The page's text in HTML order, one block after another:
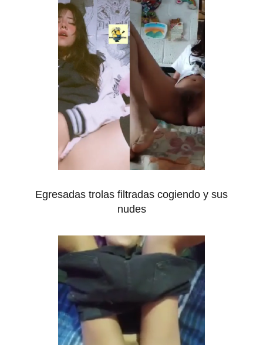
Egresadas trolas filtradas cogiendo y sus
nudes